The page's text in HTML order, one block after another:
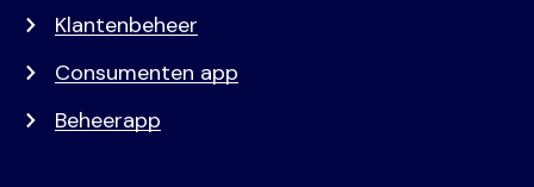
Klantenbeheer
Consumenten app
Beheerapp